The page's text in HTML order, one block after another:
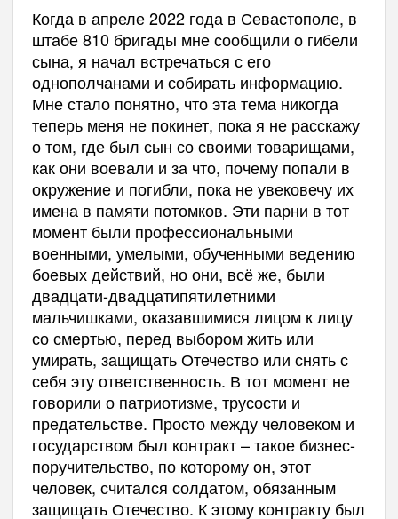
Когда в апреле 2022 года в Севастополе, в
штабе 810 бригады мне сообщили о гибели
сына, я начал встречаться с его
однополчанами и собирать информацию.
Мне стало понятно, что эта тема никогда
теперь меня не покинет, пока я не расскажу
о том, где был сын со своими товарищами,
как они воевали и за что, почему попали в
окружение и погибли, пока не увековечу их
имена в памяти потомков. Эти парни в тот
момент были профессиональными
военными, умелыми, обученными ведению
боевых действий, но они, всё же, были
двадцати-двадцатипятилетними
мальчишками, оказавшимися лицом к лицу
со смертью, перед выбором жить или
умирать, защищать Отечество или снять с
себя эту ответственность. В тот момент не
говорили о патриотизме, трусости и
предательстве. Просто между человеком и
государством был контракт – такое бизнес-
поручительство, по которому он, этот
человек, считался солдатом, обязанным
защищать Отечество. К этому контракту был